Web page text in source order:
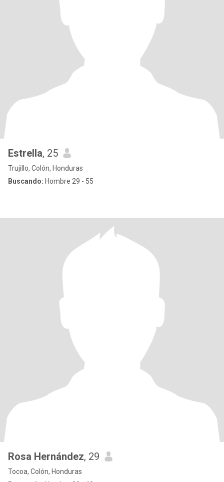
Estrella, 25
Trujillo, Colón, Honduras
Buscando: Hombre 29 - 55
Rosa Hernández, 29
Tocoa, Colón, Honduras